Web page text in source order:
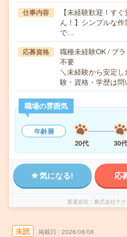
仕事内容
【未経験歓迎！す
ん！】シンプルな
で…
応募資格
職種未経験OK / ブ
不要
＼未経験から安定
験・資格・学歴は
職場の雰囲気
年齢層
20代
30代
気になる! 応
派遣会社 株式会社テ
未読 掲載日 2026/08/08